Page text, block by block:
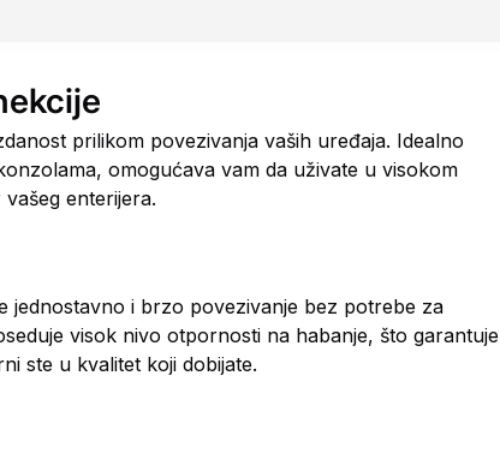
prilikom povezivanja vaših uređaja. Idealno
omogućava vam da uživate u visokom
enterijera.
jednostavno i brzo povezivanje bez potrebe za
visok nivo otpornosti na habanje, što garantuje
ste u kvalitet koji dobijate.